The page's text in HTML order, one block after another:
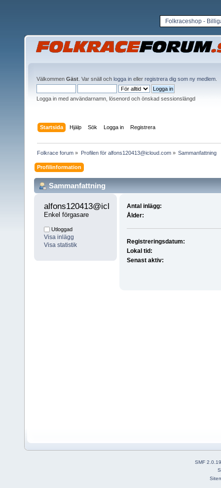
Folkraceshop -
Välkommen Gäst . Var snäll och logga in eller registrera dig som ny medlem
Logga in med användarnamn, lösenord och önskad sessionslängd
Startsida Hjälp Sök Logga in Registrera
Folkrace forum » Profilen för alfons120413@icloud.com» Sammanfattning
Profilinformation
Sammanfattning
alfons120413@icloud.com
Enkel förgasare
Utloggad
Visa inlägg
Visa statistik
Antal inlägg:
Ålder:
Registreringsdatum:
Lokal tid:
Senast aktiv:
SMF 2.0.19